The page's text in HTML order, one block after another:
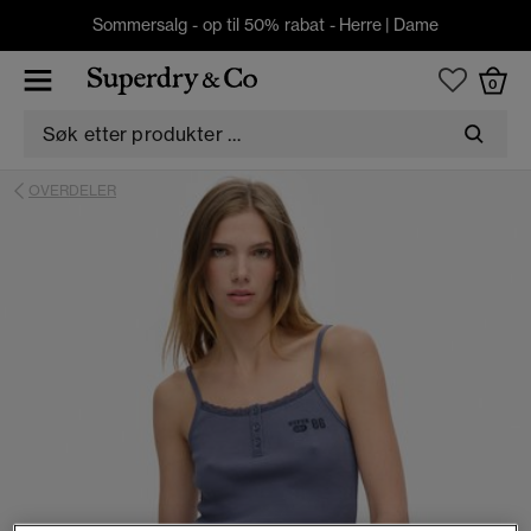
Sommersalg - op til 50% rabat - Herre | Dame
0
OVERDELER